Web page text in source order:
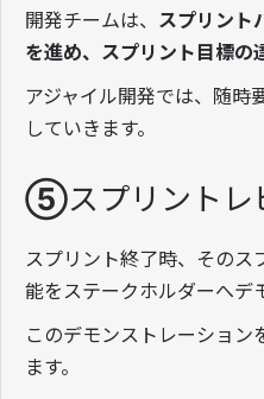
開発チームは、 スプリント
を進め、スプリント目標の
アジャイル開発では、随時
していきます。
⑤スプリントレ
スプリント終了時、そのス
能をステークホルダーへデ
このデモンストレーション
ます。